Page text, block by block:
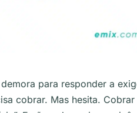
para responder a
cobrar. Mas hesita.